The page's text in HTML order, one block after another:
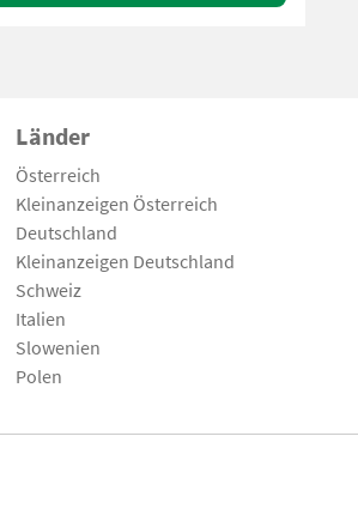
Länder
Österreich
Kleinanzeigen Österreich
Deutschland
Kleinanzeigen Deutschland
Schweiz
Italien
Slowenien
Polen